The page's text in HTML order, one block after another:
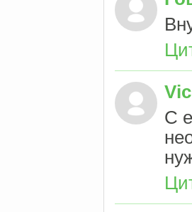
Vic
С